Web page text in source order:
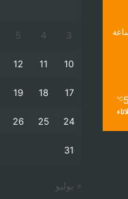
℃
3
4
5
10
11
12
17
18
19
24
25
26
31
« يوليو